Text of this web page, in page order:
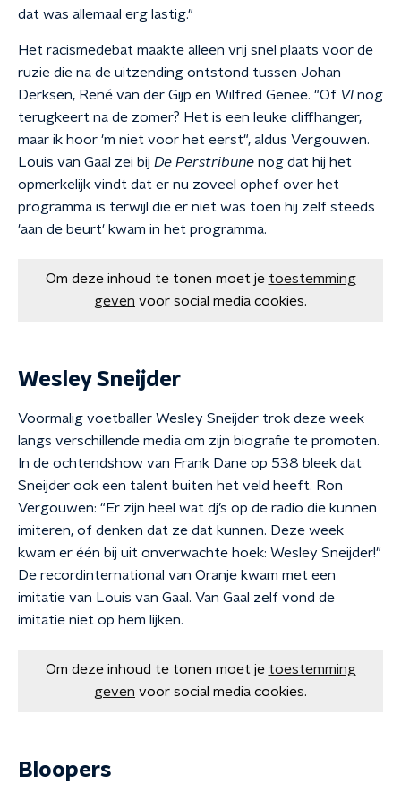
dat was allemaal erg lastig."
Het racismedebat maakte alleen vrij snel plaats voor de
ruzie die na de uitzending ontstond tussen Johan
Derksen, René van der Gijp en Wilfred Genee. "Of VI nog
terugkeert na de zomer? Het is een leuke cliffhanger,
maar ik hoor 'm niet voor het eerst", aldus Vergouwen.
Louis van Gaal zei bij De Perstribune nog dat hij het
opmerkelijk vindt dat er nu zoveel ophef over het
programma is terwijl die er niet was toen hij zelf steeds
'aan de beurt' kwam in het programma.
Om deze inhoud te tonen moet je toestemming
geven voor social media cookies.
Wesley Sneijder
Voormalig voetballer Wesley Sneijder trok deze week
langs verschillende media om zijn biografie te promoten.
In de ochtendshow van Frank Dane op 538 bleek dat
Sneijder ook een talent buiten het veld heeft. Ron
Vergouwen: "Er zijn heel wat dj’s op de radio die kunnen
imiteren, of denken dat ze dat kunnen. Deze week
kwam er één bij uit onverwachte hoek: Wesley Sneijder!"
De recordinternational van Oranje kwam met een
imitatie van Louis van Gaal. Van Gaal zelf vond de
imitatie niet op hem lijken.
Om deze inhoud te tonen moet je toestemming
geven voor social media cookies.
Bloopers